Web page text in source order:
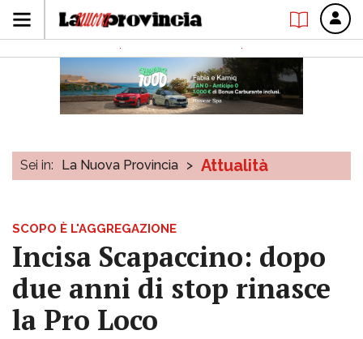
Sei in: La Nuova Provincia > Attualità
SCOPO È L'AGGREGAZIONE
Incisa Scapaccino: dopo
due anni di stop rinasce
la Pro Loco